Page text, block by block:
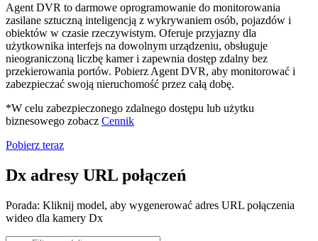
Agent DVR to darmowe oprogramowanie do monitorowania
zasilane sztuczną inteligencją z wykrywaniem osób, pojazdów i
obiektów w czasie rzeczywistym. Oferuje przyjazny dla
użytkownika interfejs na dowolnym urządzeniu, obsługuje
nieograniczoną liczbę kamer i zapewnia dostęp zdalny bez
przekierowania portów. Pobierz Agent DVR, aby monitorować i
zabezpieczać swoją nieruchomość przez całą dobę.
*W celu zabezpieczonego zdalnego dostępu lub użytku
biznesowego zobacz Cennik
Pobierz teraz
Dx adresy URL połączeń
Porada: Kliknij model, aby wygenerować adres URL połączenia
wideo dla kamery Dx